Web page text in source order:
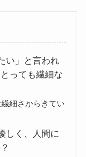
い」と言われ
っても繊細な
細さからきてい
しく、人間に